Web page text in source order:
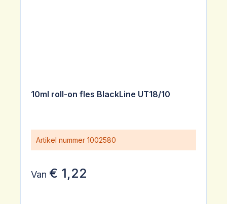
10ml roll-on fles BlackLine UT18/10
Artikel nummer 1002580
Van € 1,22